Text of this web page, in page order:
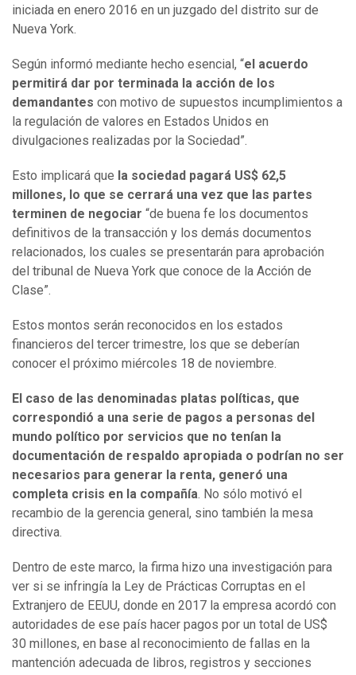
iniciada en enero 2016 en un juzgado del distrito sur de
Nueva York.
Según informó mediante hecho esencial, “el acuerdo
permitirá dar por terminada la acción de los
demandantes con motivo de supuestos incumplimientos a
la regulación de valores en Estados Unidos en
divulgaciones realizadas por la Sociedad”.
Esto implicará que la sociedad pagará US$ 62,5
millones, lo que se cerrará una vez que las partes
terminen de negociar “de buena fe los documentos
definitivos de la transacción y los demás documentos
relacionados, los cuales se presentarán para aprobación
del tribunal de Nueva York que conoce de la Acción de
Clase”.
Estos montos serán reconocidos en los estados
financieros del tercer trimestre, los que se deberían
conocer el próximo miércoles 18 de noviembre.
El caso de las denominadas platas políticas, que
correspondió a una serie de pagos a personas del
mundo político por servicios que no tenían la
documentación de respaldo apropiada o podrían no ser
necesarios para generar la renta, generó una
completa crisis en la compañía. No sólo motivó el
recambio de la gerencia general, sino también la mesa
directiva.
Dentro de este marco, la firma hizo una investigación para
ver si se infringía la Ley de Prácticas Corruptas en el
Extranjero de EEUU, donde en 2017 la empresa acordó con
autoridades de ese país hacer pagos por un total de US$
30 millones, en base al reconocimiento de fallas en la
mantención adecuada de libros, registros y secciones